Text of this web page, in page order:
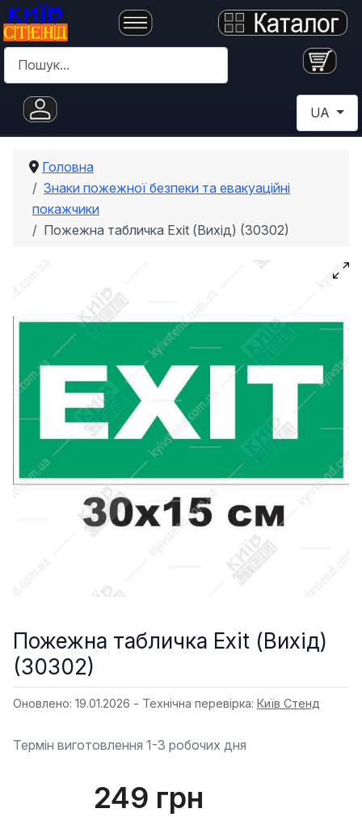
Пошук
Оберіть
UA
Головна
Знаки пожежної безпеки та евакуаційні
покажчики
Пожежна табличка Exit (Вихід) (30302)
Пожежна табличка Exit (Вихід)
(30302)
Оновлено: 19.01.2026 - Технічна перевірка: Київ Стенд
Термін виготовлення 1-3 робочих дня
249 грн